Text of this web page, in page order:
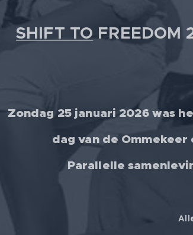
SHIFT TO FREEDOM
Zondag 25 januari 2026 was
dag van de
Parallelle